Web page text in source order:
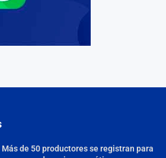
Más de 50 productores se registran para